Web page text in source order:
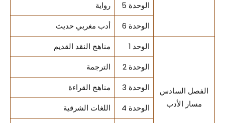
الوحدة 5 رواية
الوحدة 6 أدب مغربي حديث
الفصل السادس
مسار الأدب
الوحد 1 مناهج النقد القديم
الوحدة 2 الترجمة
الوحدة 3 مناهج القراءة
الوحدة 4 اللغات الشرقية